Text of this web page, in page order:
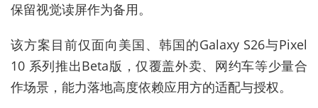
保留视觉读屏作为备用。
该方案目前仅面向美国、韩国的Galaxy S26与Pixel
10 系列推出Beta版，仅覆盖外卖、网约车等少量合
作场景，能力落地高度依赖应用方的适配与授权。